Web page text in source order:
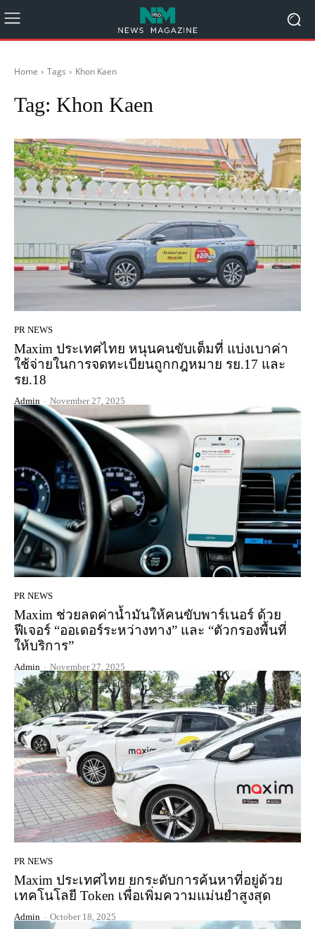
Home Tags Khon Kaen
Tag: Khon Kaen
PR NEWS
Maxim ประเทศไทย หนุนคนขับเต็มที่ แบ่งเบาค่า
ใช้จ่ายในการจดทะเบียนถูกกฎหมาย รย.17 และ
รย.18
Admin - November 27, 2025
PR NEWS
Maxim ช่วยลดค่าน้ำมันให้คนขับพาร์เนอร์ ด้วย
ฟีเจอร์ “ออเดอร์ระหว่างทาง” และ “ตัวกรองพื้นที่
ให้บริการ”
Admin - November 27, 2025
PR NEWS
Maxim ประเทศไทย ยกระดับการค้นหาที่อยู่ด้วย
เทคโนโลยี Token เพื่อเพิ่มความแม่นยำสูงสุด
Admin - October 18, 2025